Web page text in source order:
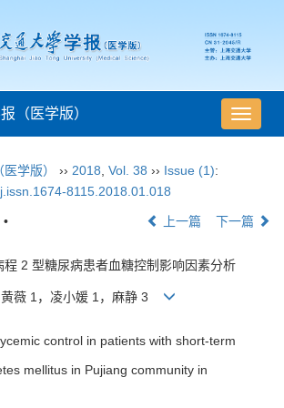
导
航
（医学版）
学版） ›› 2018 Vol. 38 ›› Issue (1):
8115.2018.01.018
上一篇 下一篇
程 2 型糖尿病患者血糖控制影响因素分析
薇 1，凌小媛 1，麻静 3
control in patients with short-term
mellitus in Pujiang community in